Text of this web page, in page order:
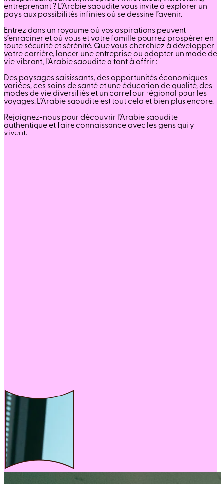
entreprenant ? L’Arabie saoudite vous invite à explorer un
pays aux possibilités infinies où se dessine l’avenir.
Entrez dans un royaume où vos aspirations peuvent
s’enraciner et où vous et votre famille pourrez prospérer en
toute sécurité et sérénité. Que vous cherchiez à développer
votre carrière, lancer une entreprise ou adopter un mode de
vie vibrant, l’Arabie saoudite a tant à offrir :
Des paysages saisissants, des opportunités économiques
variées, des soins de santé et une éducation de qualité, des
modes de vie diversifiés et un carrefour régional pour les
voyages. L’Arabie saoudite est tout cela et bien plus encore.
Rejoignez-nous pour découvrir l’Arabie saoudite
authentique et faire connaissance avec les gens qui y
vivent.